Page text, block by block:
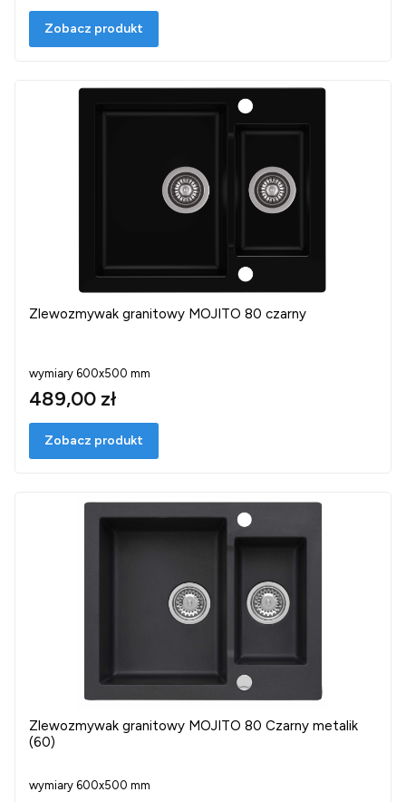
Zobacz produkt
Zlewozmywak granitowy MOJITO 80 czarny
wymiary 600x500 mm
489,00 zł
Zobacz produkt
Zlewozmywak granitowy MOJITO 80 Czarny metalik
(60)
wymiary 600x500 mm